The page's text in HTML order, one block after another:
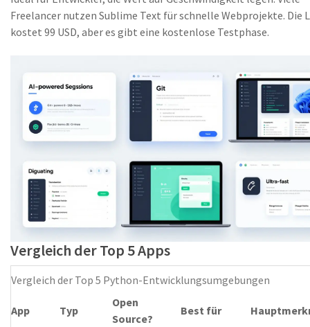
Freelancer nutzen Sublime Text für schnelle Webprojekte. Die
kostet 99 USD, aber es gibt eine kostenlose Testphase.
Vergleich der Top 5 Apps
Vergleich der Top 5 Python-Entwicklungsumgebungen
App Typ
Open
Source?
Best für